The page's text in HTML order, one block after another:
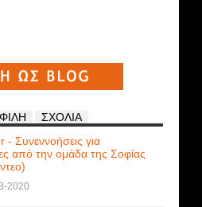
ΣΧΟΛΙΑ
- Συνεννοήσεις για
από την ομάδα της Σοφίας
2020